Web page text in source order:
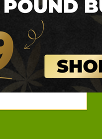
Opinar
Favorito